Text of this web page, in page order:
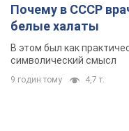
Почему в СССР
белые халаты
В этом был как
символический смысл
9 годин тому 4,7 т.